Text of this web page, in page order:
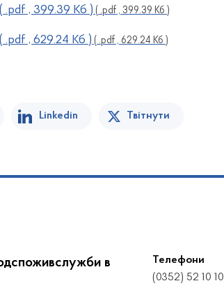
.pdf , 399.39 Кб ) ( .pdf , 399.39 Кб )
.pdf , 629.24 Кб ) ( .pdf , 629.24 Кб )
Linkedin Твітнути
в
Телефони
(0352) 52 10 10